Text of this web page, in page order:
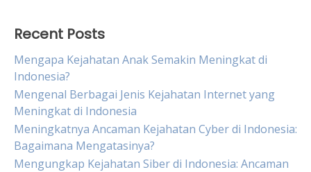
Recent Posts
Mengapa Kejahatan Anak Semakin Meningkat di
Indonesia?
Mengenal Berbagai Jenis Kejahatan Internet yang
Meningkat di Indonesia
Meningkatnya Ancaman Kejahatan Cyber di Indonesia:
Bagaimana Mengatasinya?
Mengungkap Kejahatan Siber di Indonesia: Ancaman